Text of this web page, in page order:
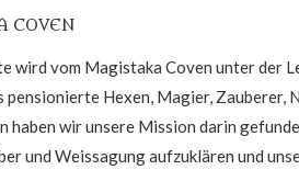
COVEN
wird vom Magistaka Coven unter der
pensionierte Hexen, Magier, Zauberer,
haben wir unsere Mission darin
und Weissagung aufzuklären und